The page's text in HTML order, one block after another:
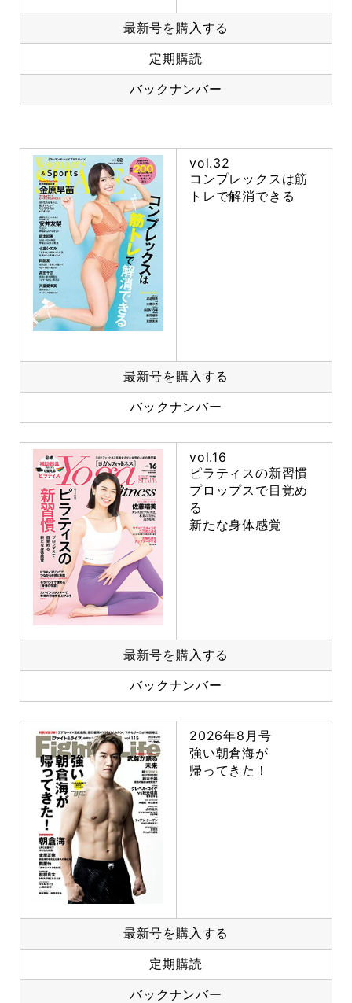
最新号を購入する
定期購読
バックナンバー
vol.32
コンプレックスは筋
トレで解消できる
最新号を購入する
バックナンバー
vol.16
ピラティスの新習慣
プロップスで目覚め
る
新たな身体感覚
最新号を購入する
バックナンバー
2026年8月号
強い朝倉海が
帰ってきた！
最新号を購入する
定期購読
バックナンバー